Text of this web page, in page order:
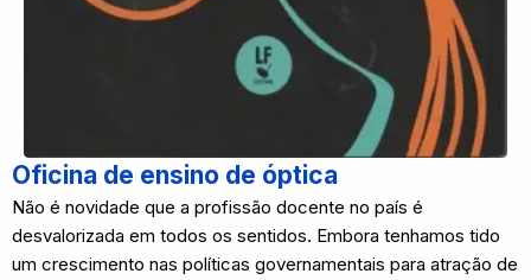
Oficina de ensino de óptica
Não é novidade que a profissão docente no país é
desvalorizada em todos os sentidos. Embora tenhamos tido
um crescimento nas políticas governamentais para atração de